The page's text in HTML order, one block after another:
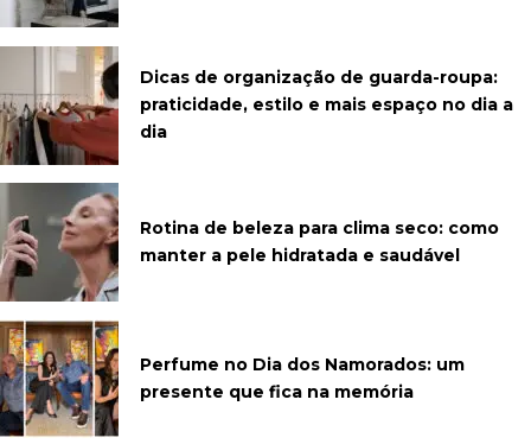
Dicas de organização de guarda-roupa:
praticidade, estilo e mais espaço no dia a
dia
Rotina de beleza para clima seco: como
manter a pele hidratada e saudável
Perfume no Dia dos Namorados: um
presente que fica na memória